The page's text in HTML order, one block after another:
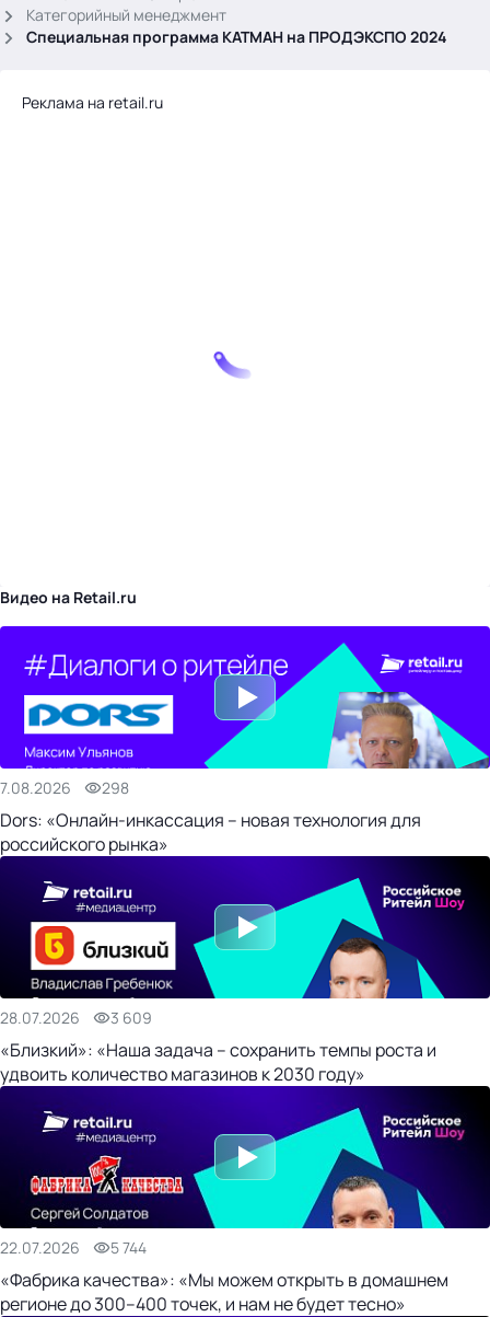
Категорийный менеджмент
Специальная программа КАТМАН на ПРОДЭКСПО 2024
Реклама на retail.ru
Видео на Retail.ru
7.08.2026 298
Dors: «Онлайн-инкассация – новая технология для
российского рынка»
28.07.2026 3 609
«Близкий»: «Наша задача – сохранить темпы роста и
удвоить количество магазинов к 2030 году»
22.07.2026 5 744
«Фабрика качества»: «Мы можем открыть в домашнем
регионе до 300–400 точек, и нам не будет тесно»